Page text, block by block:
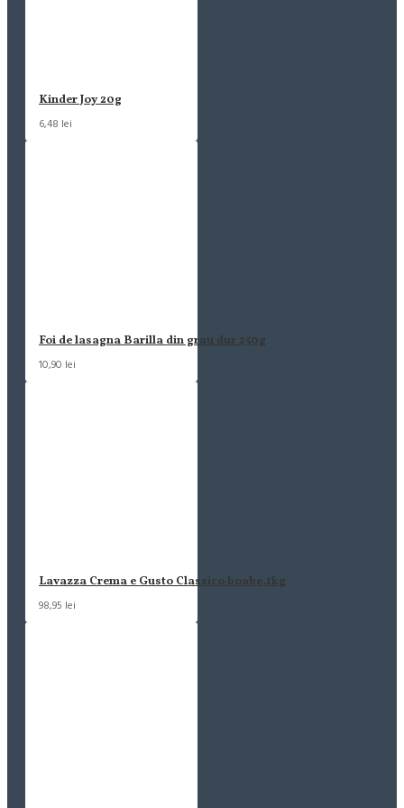
Kinder Joy 20g
6,48 lei
Foi de lasagna Barilla din grau dur 250g
10,90 lei
Lavazza Crema e Gusto Classico boabe,1kg
98,95 lei